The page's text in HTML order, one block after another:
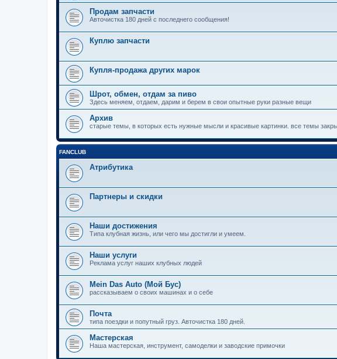
Продам запчасти
Авточистка 180 дней с последнего сообщения!
Куплю запчасти
Купля-продажа других марок
Шрот, обмен, отдам за пиво
Здесь меняем, отдаем, дарим и берем в свои опытные руки разные вещи
Архив
старые темы, в которых есть нужные мысли и красивые картинки. все темы
FANCLUB
Атрибутика
Партнеры и скидки
Наши достижения
Типа клубная жизнь, или чего мы достигли и умеем.
Наши услуги
Реклама услуг наших клубных людей
Mein Das Auto (Мой Бус)
рассказываем о своих машинах и о себе
Почта
типа поездки и попутный груз. Авточистка 180 дней.
Мастерская
Наша мастерская, инструмент, самоделки и заводские примочки